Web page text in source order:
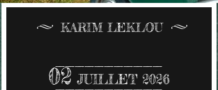
KARIM LEKLOU
02 JUILLET 2026